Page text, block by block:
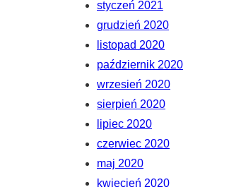
styczeń 2021
grudzień 2020
listopad 2020
październik 2020
wrzesień 2020
sierpień 2020
lipiec 2020
czerwiec 2020
maj 2020
kwiecień 2020